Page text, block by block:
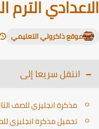
الترم
موقع ذاكرولي التعليمي
انتقل سريعا إلى
مذكرة انجليزي للصف الثاني
تحميل مذكرة انجليزي للصف